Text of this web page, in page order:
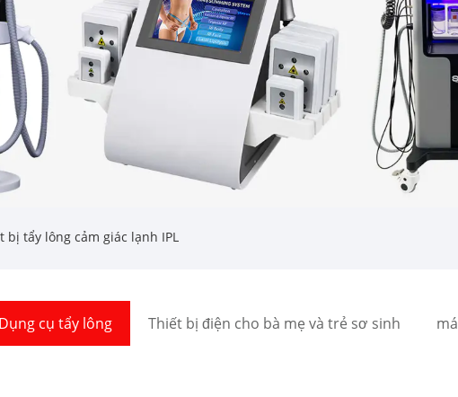
bị tẩy lông cảm giác lạnh IPL
Dụng cụ tẩy lông Thiết bị điện cho bà mẹ và trẻ sơ sinh